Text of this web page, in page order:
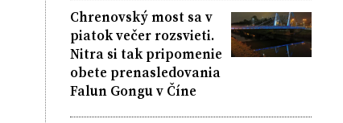
Chrenovský most sa v
piatok večer rozsvieti.
Nitra si tak pripomenie
obete prenasledovania
Falun Gongu v Číne